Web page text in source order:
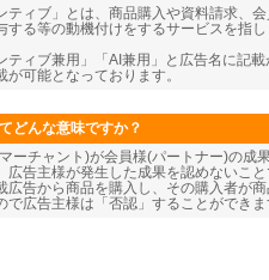
ティブ」とは、商品購入や資料請求、
する等の動機付けをするサービスを指
ティブ兼用」「AI兼用」と広告名に記
可能となっております。
どんな意味ですか？
ーチャント)が会員様(パートナー)の成
広告主様が発生した成果を認めないこ
広告から商品を購入し、その購入者が
で広告主様は「否認」することができ